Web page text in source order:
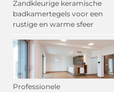
Zandkleurige keramische
badkamertegels voor een
rustige en warme sfeer
Professionele